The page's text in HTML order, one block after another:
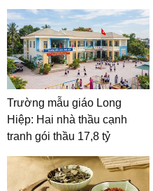
Trường mẫu giáo Long
Hiệp: Hai nhà thầu cạnh
tranh gói thầu 17,8 tỷ